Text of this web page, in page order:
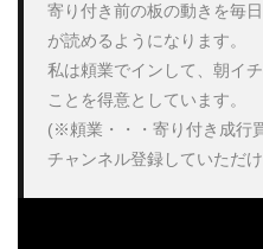
寄り付き前の板の動きを毎
が読めるようになります。
私は頼業でインして、朝イ
ことを得意としています。
(※頼業・・・寄り付き成行
チャンネル登録していただ